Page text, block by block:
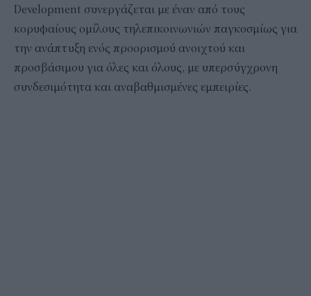
Development συνεργάζεται με έναν από τους
κορυφαίους ομίλους τηλεπικοινωνιών παγκοσμίως για
την ανάπτυξη ενός προορισμού ανοιχτού και
προσβάσιμου για όλες και όλους, με υπερσύγχρονη
συνδεσιμότητα και αναβαθμισμένες εμπειρίες.